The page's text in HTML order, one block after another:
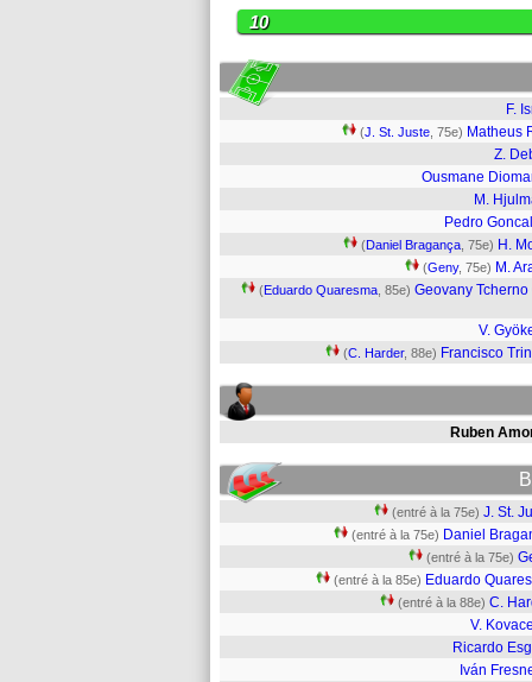
10
F.
(J. St. Juste , 75e) Matheus
Z.
Ousmane
M.
Pedro
(Daniel Bragança , 75e) H.
(Geny, 75e) M.
(Eduardo Quaresma , 85e) Geovany
V.
(C. Harder, 88e) Francisco
Ruben
(entré à la 75e) J. St.
(entré à la 75e) Daniel
(entré à la 75e)
(entré à la 85e) Eduardo
(entré à la 88e) C.
V.
Ricardo
Iván